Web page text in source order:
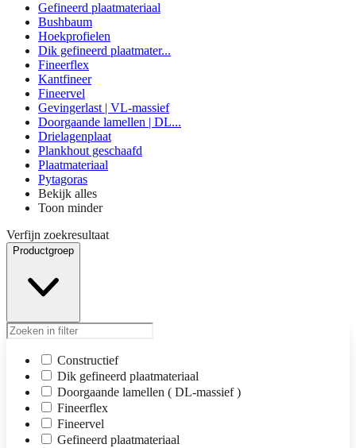
Gefineerd plaatmateriaal
Bushbaum
Hoekprofielen
Dik gefineerd plaatmater...
Fineerflex
Kantfineer
Fineervel
Gevingerlast | VL-massief
Doorgaande lamellen | DL...
Drielagenplaat
Plankhout geschaafd
Plaatmateriaal
Pytagoras
Bekijk alles
Toon minder
Verfijn zoekresultaat
Productgroep
Constructief
Dik gefineerd plaatmateriaal
Doorgaande lamellen ( DL-massief )
Fineerflex
Fineervel
Gefineerd plaatmateriaal